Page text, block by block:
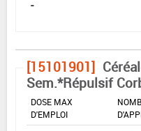
-
[15101901]
Sem.*Répulsif
DOSE MAX
D'EMPLOI